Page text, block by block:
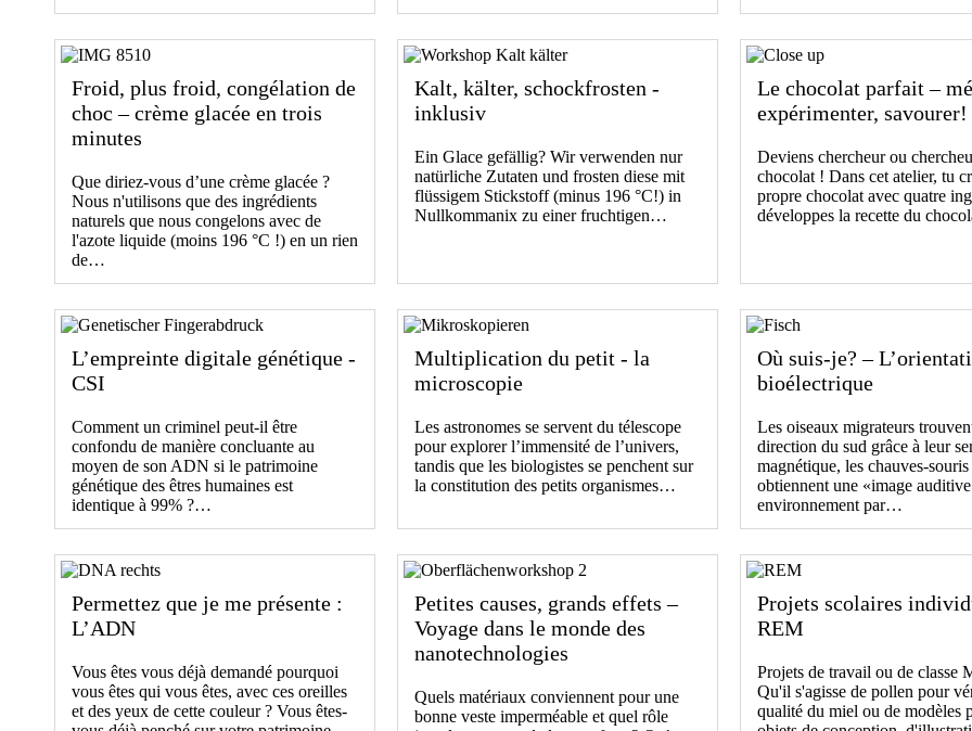
Froid, plus froid, congélation de
choc – crème glacée en trois
minutes
Que diriez-vous d’une crème glacée ?
Nous n'utilisons que des ingrédients
naturels que nous congelons avec de
l'azote liquide (moins 196 °C !) en un rien
de…
Kalt, kälter, schockfrosten -
inklusiv
Ein Glace gefällig? Wir verwenden nur
natürliche Zutaten und frosten diese mit
flüssigem Stickstoff (minus 196 °C!) in
Nullkommanix zu einer fruchtigen…
Le chocolat parfait –
expérimenter, savourer!
Deviens chercheur ou
chocolat ! Dans cet atelier, tu
propre chocolat avec quatre
développes la recette du
L’empreinte digitale génétique -
CSI
Comment un criminel peut-il être
confondu de manière concluante au
moyen de son ADN si le patrimoine
génétique des êtres humaines est
identique à 99% ?…
Multiplication du petit - la
microscopie
Les astronomes se servent du télescope
pour explorer l’immensité de l’univers,
tandis que les biologistes se penchent sur
la constitution des petits organismes…
Où suis-je? –
bioélectrique
Les oiseaux migrateurs
direction du sud grâce à leur
magnétique, les chauves-souris
obtiennent une «image
environnement par…
Permettez que je me présente :
L’ADN
Vous êtes vous déjà demandé pourquoi
vous êtes qui vous êtes, avec ces oreilles
et des yeux de cette couleur ? Vous êtes-
Petites causes, grands effets –
Voyage dans le monde des
nanotechnologies
Quels matériaux conviennent pour une
bonne veste imperméable et quel rôle
Projets scolaires
REM
Projets de travail ou de classe
Qu'il s'agisse de pollen pour
qualité du miel ou de modèles